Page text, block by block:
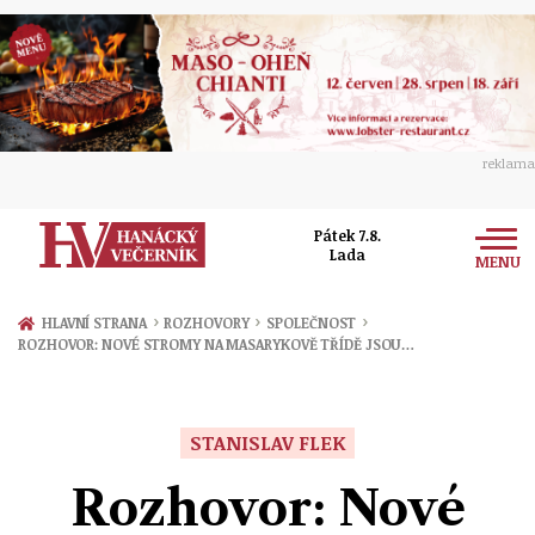
reklama
Pátek 7.8.
Lada
MENU
Zprávy
Přerov
Ekonomika
Ženy
Sport
HLAVNÍ STRANA › ROZHOVORY › SPOLEČNOST ›
ROZHOVOR: NOVÉ STROMY NA MASARYKOVĚ TŘÍDĚ JSOU…
STANISLAV FLEK
Rozhovor: Nové